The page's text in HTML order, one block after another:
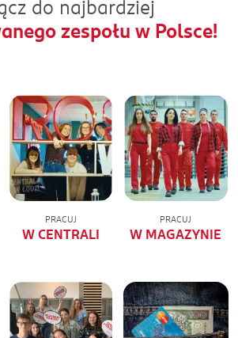
do najbardziej
zespołu w Polsce!
PRACUJ
W CENTRALI
PRACUJ
W MAGAZYNIE